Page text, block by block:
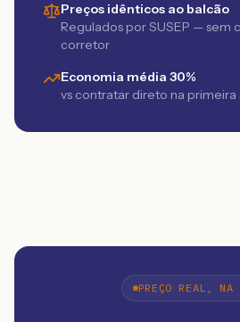
Preços idênticos ao balcão
Regulados por SUSEP — sem
corretor
Economia média 30%
vs contratar direto na primeira
PREÇO REAL, NA